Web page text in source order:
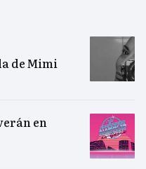
de Mimi
en